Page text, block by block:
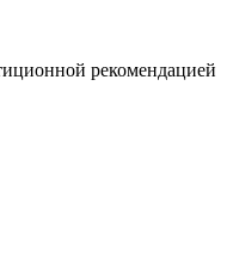
рекомендацией